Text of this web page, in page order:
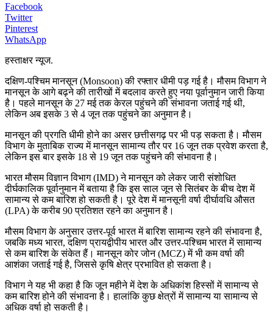
Facebook
Twitter
Pinterest
WhatsApp
हस्ताक्षर न्यूज.
दक्षिण-पश्चिम मानसून (Monsoon) की रफ्तार धीमी पड़ गई है। मौसम विभाग ने
मानसून के आगे बढ़ने की तारीखों में बदलाव करते हुए नया पूर्वानुमान जारी किया
है। पहले मानसून के 27 मई तक केरल पहुंचने की संभावना जताई गई थी,
लेकिन अब इसके 3 से 4 जून तक पहुंचने का अनुमान है।
मानसून की प्रगति धीमी होने का असर छत्तीसगढ़ पर भी पड़ सकता है। मौसम
विभाग के मुताबिक राज्य में मानसून सामान्य तौर पर 16 जून तक प्रवेश करता है,
लेकिन इस बार इसके 18 से 19 जून तक पहुंचने की संभावना है।
भारत मौसम विज्ञान विभाग (IMD) ने मानसून को लेकर जारी संशोधित
दीर्घकालिक पूर्वानुमान में बताया है कि इस साल जून से सितंबर के बीच देश में
सामान्य से कम बारिश हो सकती है। पूरे देश में मानसूनी वर्षा दीर्घावधि औसत
(LPA) के करीब 90 प्रतिशत रहने का अनुमान है।
मौसम विभाग के अनुसार उत्तर-पूर्व भारत में बारिश सामान्य रहने की संभावना है,
जबकि मध्य भारत, दक्षिण प्रायद्वीपीय भारत और उत्तर-पश्चिम भारत में सामान्य
से कम बारिश के संकेत हैं। मानसून कोर जोन (MCZ) में भी कम वर्षा की
आशंका जताई गई है, जिससे कृषि क्षेत्र प्रभावित हो सकता है।
विभाग ने यह भी कहा है कि जून महीने में देश के अधिकांश हिस्सों में सामान्य से
कम बारिश होने की संभावना है। हालांकि कुछ क्षेत्रों में सामान्य या सामान्य से
अधिक वर्षा हो सकती है।